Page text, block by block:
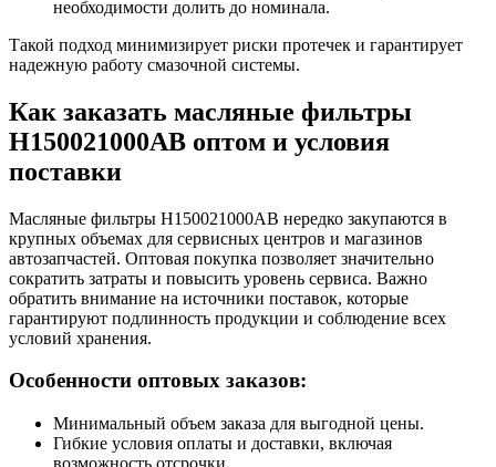
необходимости долить до номинала.
Такой подход минимизирует риски протечек и гарантирует
надежную работу смазочной системы.
Как заказать масляные фильтры
H150021000AB оптом и условия
поставки
Масляные фильтры H150021000AB нередко закупаются в
крупных объемах для сервисных центров и магазинов
автозапчастей. Оптовая покупка позволяет значительно
сократить затраты и повысить уровень сервиса. Важно
обратить внимание на источники поставок, которые
гарантируют подлинность продукции и соблюдение всех
условий хранения.
Особенности оптовых заказов:
Минимальный объем заказа для выгодной цены.
Гибкие условия оплаты и доставки, включая
возможность отсрочки.